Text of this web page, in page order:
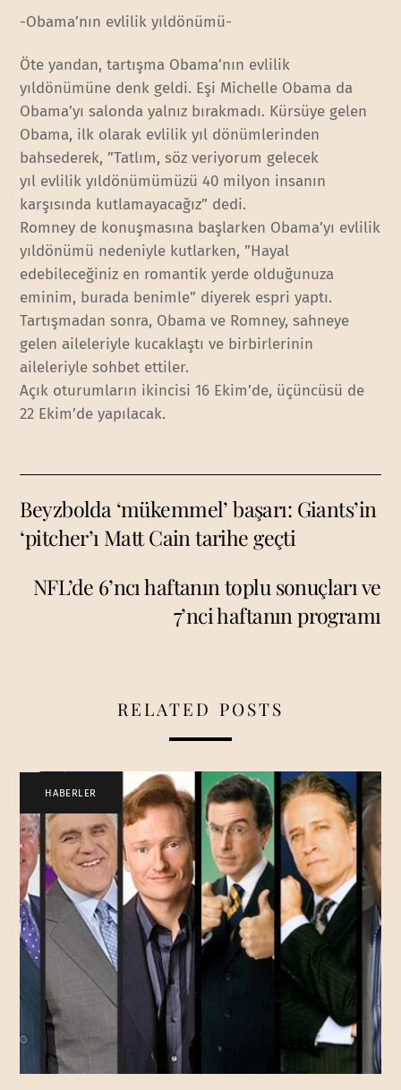
-Obama’nın evlilik yıldönümü-
Öte yandan, tartışma Obama’nın evlilik
yıldönümüne denk geldi. Eşi Michelle Obama da
Obama’yı salonda yalnız bırakmadı. Kürsüye gelen
Obama, ilk olarak evlilik yıl dönümlerinden
bahsederek, ”Tatlım, söz veriyorum gelecek
yıl evlilik yıldönümümüzü 40 milyon insanın
karşısında kutlamayacağız” dedi.
Romney de konuşmasına başlarken Obama’yı evlilik
yıldönümü nedeniyle kutlarken, ”Hayal
edebileceğiniz en romantik yerde olduğunuza
eminim, burada benimle” diyerek espri yaptı.
Tartışmadan sonra, Obama ve Romney, sahneye
gelen aileleriyle kucaklaştı ve birbirlerinin
aileleriyle sohbet ettiler.
Açık oturumların ikincisi 16 Ekim’de, üçüncüsü de
22 Ekim’de yapılacak.
Beyzbolda ‘mükemmel’ başarı: Giants’in
‘pitcher’ı Matt Cain tarihe geçti
NFL’de 6’ncı haftanın toplu sonuçları ve
7’nci haftanın programı
RELATED POSTS
HABERLER